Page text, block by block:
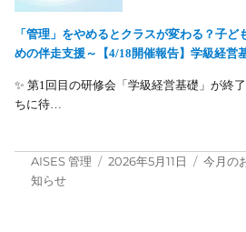
「管理」をやめるとクラスが変わる？子ど
めの伴走支援～【4/18開催報告】学級経営
✨ 第1回目の研修会「学級経営基礎」が終
ちに待…
投
稿
AISES 管理
投
2026年5月11日
カ
今月の
知らせ